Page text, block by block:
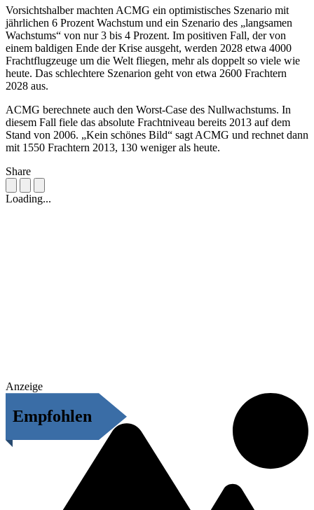
Vorsichtshalber machten ACMG ein optimistisches Szenario mit
jährlichen 6 Prozent Wachstum und ein Szenario des „langsamen
Wachstums“ von nur 3 bis 4 Prozent. Im positiven Fall, der von
einem baldigen Ende der Krise ausgeht, werden 2028 etwa 4000
Frachtflugzeuge um die Welt fliegen, mehr als doppelt so viele wie
heute. Das schlechtere Szenarion geht von etwa 2600 Frachtern
2028 aus.
ACMG berechnete auch den Worst-Case des Nullwachstums. In
diesem Fall fiele das absolute Frachtniveau bereits 2013 auf dem
Stand von 2006. „Kein schönes Bild“ sagt ACMG und rechnet dann
mit 1550 Frachtern 2013, 130 weniger als heute.
Share
Loading...
Anzeige
Empfohlen